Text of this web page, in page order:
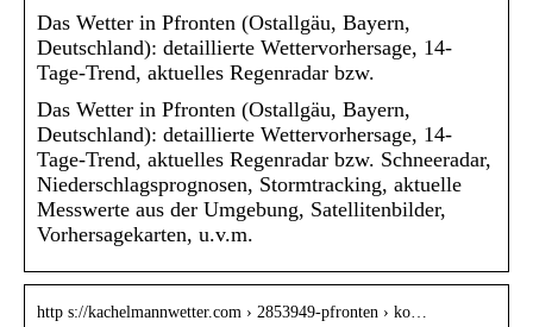
Das Wetter in Pfronten (Ostallgäu, Bayern,
Deutschland): detaillierte Wettervorhersage, 14-
Tage-Trend, aktuelles Regenradar bzw.
Das Wetter in Pfronten (Ostallgäu, Bayern,
Deutschland): detaillierte Wettervorhersage, 14-
Tage-Trend, aktuelles Regenradar bzw. Schneeradar,
Niederschlagsprognosen, Stormtracking, aktuelle
Messwerte aus der Umgebung, Satellitenbilder,
Vorhersagekarten, u.v.m.
http s://kachelmannwetter.com › 2853949-pfronten › ko…